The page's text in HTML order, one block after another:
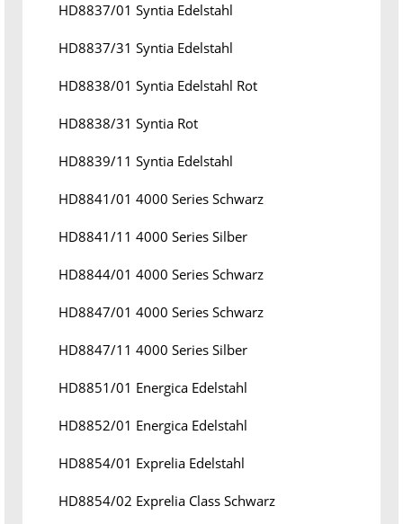
HD8837/01 Syntia Edelstahl
HD8837/31 Syntia Edelstahl
HD8838/01 Syntia Edelstahl Rot
HD8838/31 Syntia Rot
HD8839/11 Syntia Edelstahl
HD8841/01 4000 Series Schwarz
HD8841/11 4000 Series Silber
HD8844/01 4000 Series Schwarz
HD8847/01 4000 Series Schwarz
HD8847/11 4000 Series Silber
HD8851/01 Energica Edelstahl
HD8852/01 Energica Edelstahl
HD8854/01 Exprelia Edelstahl
HD8854/02 Exprelia Class Schwarz